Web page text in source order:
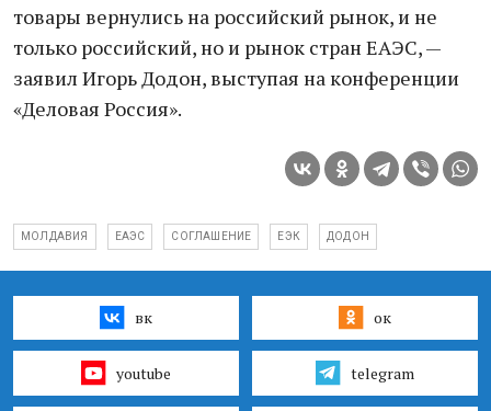
товары вернулись на российский рынок, и не
только российский, но и рынок стран ЕАЭС, —
заявил Игорь Додон, выступая на конференции
«Деловая Россия».
МОЛДАВИЯ ЕАЭС СОГЛАШЕНИЕ ЕЭК ДОДОН
вк ок
youtube telegram